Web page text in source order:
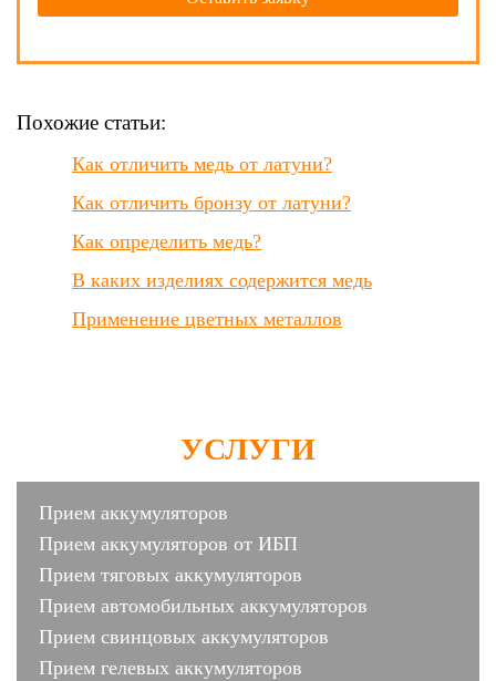
Похожие статьи:
Как отличить медь от латуни?
Как отличить бронзу от латуни?
Как определить медь?
В каких изделиях содержится медь
Применение цветных металлов
УСЛУГИ
Прием аккумуляторов
Прием аккумуляторов от ИБП
Прием тяговых аккумуляторов
Прием автомобильных аккумуляторов
Прием свинцовых аккумуляторов
Прием гелевых аккумуляторов